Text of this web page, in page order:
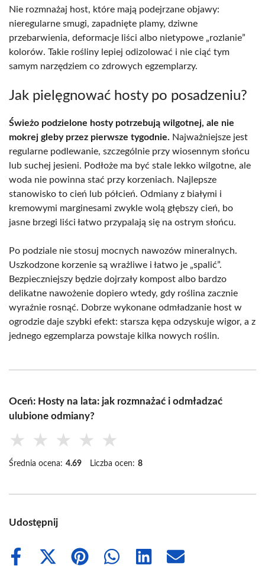
Nie rozmnażaj host, które mają podejrzane objawy:
nieregularne smugi, zapadnięte plamy, dziwne
przebarwienia, deformacje liści albo nietypowe „rozlanie”
kolorów. Takie rośliny lepiej odizolować i nie ciąć tym
samym narzędziem co zdrowych egzemplarzy.
Jak pielęgnować hosty po posadzeniu?
Świeżo podzielone hosty potrzebują wilgotnej, ale nie
mokrej gleby przez pierwsze tygodnie. Najważniejsze jest
regularne podlewanie, szczególnie przy wiosennym słońcu
lub suchej jesieni. Podłoże ma być stale lekko wilgotne, ale
woda nie powinna stać przy korzeniach. Najlepsze
stanowisko to cień lub półcień. Odmiany z białymi i
kremowymi marginesami zwykle wolą głębszy cień, bo
jasne brzegi liści łatwo przypalają się na ostrym słońcu.
Po podziale nie stosuj mocnych nawozów mineralnych.
Uszkodzone korzenie są wrażliwe i łatwo je „spalić”.
Bezpieczniejszy będzie dojrzały kompost albo bardzo
delikatne nawożenie dopiero wtedy, gdy roślina zacznie
wyraźnie rosnąć. Dobrze wykonane odmładzanie host w
ogrodzie daje szybki efekt: starsza kępa odzyskuje wigor, a z
jednego egzemplarza powstaje kilka nowych roślin.
Oceń: Hosty na lata: jak rozmnażać i odmładzać
ulubione odmiany?
★ ★ ★ ★ ★
Średnia ocena: 4.69 Liczba ocen: 8
Udostępnij
Share
Share
Share
Share
Share
Share